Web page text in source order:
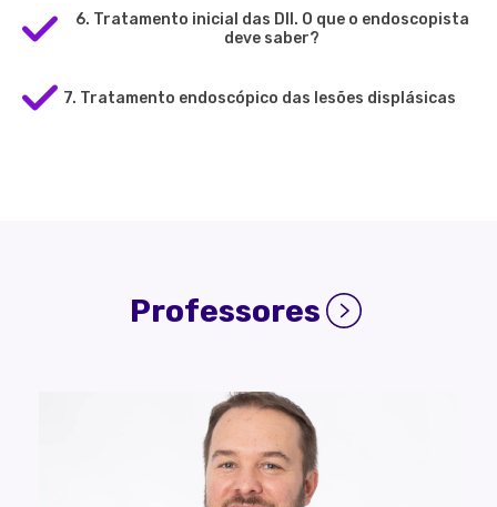
6. Tratamento inicial das DII. O que o endoscopista
deve saber?
7. Tratamento endoscópico das lesões displásicas
Professores